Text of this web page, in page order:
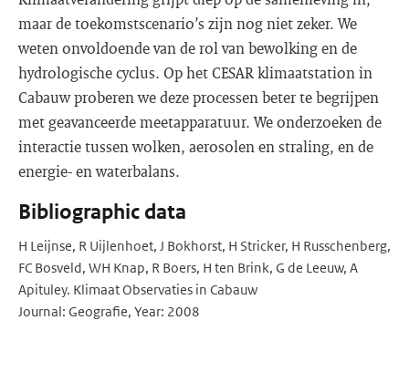
maar de toekomstscenario’s zijn nog niet zeker. We
weten onvoldoende van de rol van bewolking en de
hydrologische cyclus. Op het CESAR klimaatstation in
Cabauw proberen we deze processen beter te begrijpen
met geavanceerde meetapparatuur. We onderzoeken de
interactie tussen wolken, aerosolen en straling, en de
energie- en waterbalans.
Bibliographic data
H Leijnse, R Uijlenhoet, J Bokhorst, H Stricker, H Russchenberg,
FC Bosveld, WH Knap, R Boers, H ten Brink, G de Leeuw, A
Apituley. Klimaat Observaties in Cabauw
Journal: Geografie, Year: 2008